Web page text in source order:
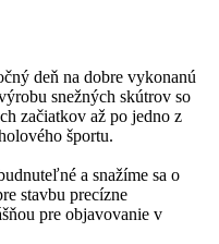
deň na dobre vykonanú
snežných skútrov so
začiatkov až po jedno z
športu.
a snažíme sa o
stavbu precízne
pre objavovanie v